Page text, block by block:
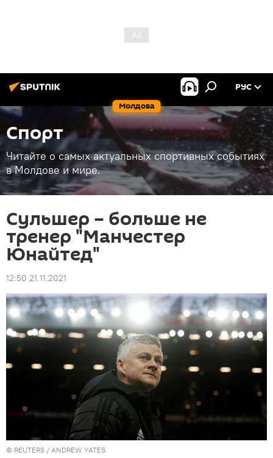
Молдова
РУС
Спорт
Читайте о самых актуальных спортивных событиях
в Молдове и мире.
Сульшер – больше не
тренер "Манчестер
Юнайтед"
12:50 21.11.2021
© REUTERS / ANDREW YATES